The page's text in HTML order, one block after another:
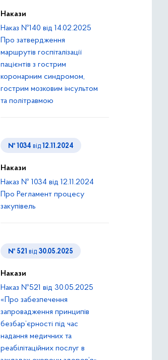
Накази
Наказ №140 від 14.02.2025
Про затвердження
маршрутів госпіталізації
пацієнтів з гострим
коронарним синдромом,
гострим мозковим інсультом
та політравмою
№ 1034 від 12.11.2024
Накази
Наказ № 1034 від 12.11.2024
Про Регламент процесу
закупівель
№ 521 від 30.05.2025
Накази
Наказ №521 від 30.05.2025
«Про забезпечення
запровадження принципів
безбар’єрності під час
надання медичних та
реабілітаційних послуг в